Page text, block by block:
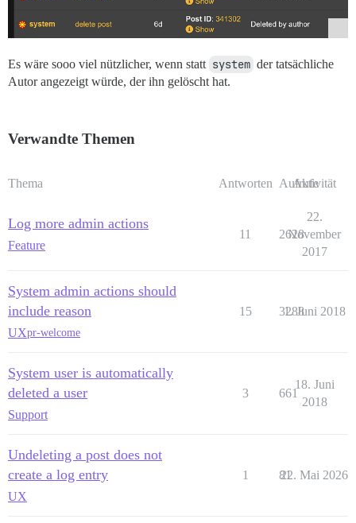
Es wäre sooo viel nützlicher, wenn statt system der tatsächliche
Autor angezeigt würde, der ihn gelöscht hat.
Verwandte Themen
Thema Antworten Aufrufe
Aktivität
Log more admin actions
Feature
11 2628
22.
November
2017
System admin actions should
include reason
UXpr-welcome
15 3288
1. Juni 2018
System user is automatically
deleted a user
Support
3 661
18. Juni
2018
Undeleting a post does not
create a log entry
UX
1 81
22. Mai 2026